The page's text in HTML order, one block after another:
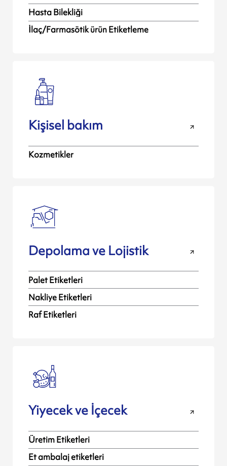
Hasta Bilekliği
İlaç/Farmasötik ürün Etiketleme
Kişisel bakım
Kozmetikler
Depolama ve Lojistik
Palet Etiketleri
Nakliye Etiketleri
Raf Etiketleri
Yiyecek ve İçecek
Üretim Etiketleri
Et ambalaj etiketleri